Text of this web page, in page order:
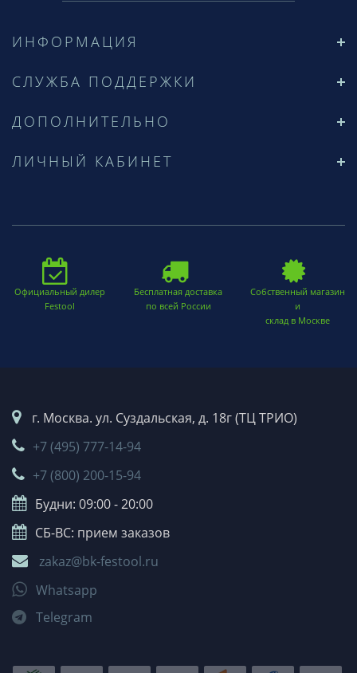
ИНФОРМАЦИЯ
СЛУЖБА ПОДДЕРЖКИ
ДОПОЛНИТЕЛЬНО
ЛИЧНЫЙ КАБИНЕТ
Официальный дилер
Festool
Бесплатная доставка
по всей России
Собственный магазин
и
склад в Москве
г. Москва. ул. Суздальская, д. 18г (ТЦ ТРИО)
+7 (495) 777-14-94
+7 (800) 200-15-94
Будни: 09:00 - 20:00
СБ-ВС: прием заказов
zakaz@bk-festool.ru
Whatsapp
Telegram